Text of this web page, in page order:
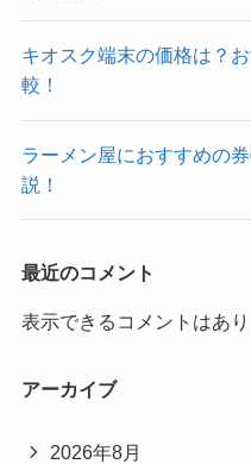
キオスク端末の価格は？
較！
ラーメン屋におすすめの
説！
最近のコメント
表示できるコメントはあり
アーカイブ
2026年8月